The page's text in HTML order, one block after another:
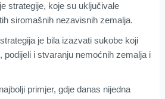
strategije, koje su uključivale
siromašnih nezavisnih zemalja.
je bila izazvati sukobe koji
podijeli i stvaranju nemoćnih zemalja i
primjer, gdje danas nijedna